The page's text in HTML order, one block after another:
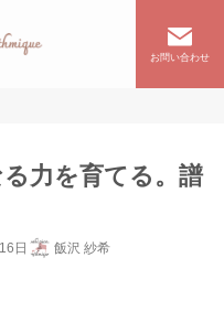
お問い合わせ
力を育てる。譜
日 飯沢 紗希